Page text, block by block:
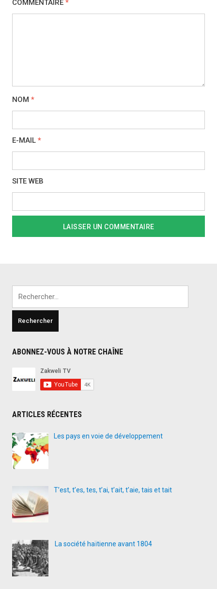
COMMENTAIRE *
NOM *
E-MAIL *
SITE WEB
ABONNEZ-VOUS À NOTRE CHAÎNE
ARTICLES RÉCENTES
Les pays en voie de développement
T’est, t’es, tes, t’ai, t’ait, t’aie, tais et tait
La société haïtienne avant 1804